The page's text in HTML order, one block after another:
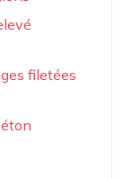
filetées